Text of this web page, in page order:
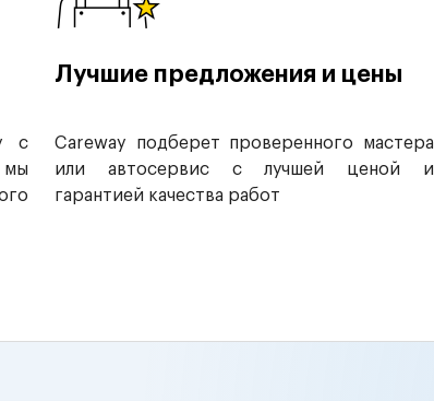
с
мы
Лучшие предложения и цены
Careway подберет проверенного мастера
или автосервис с лучшей ценой и
гарантией качества работ